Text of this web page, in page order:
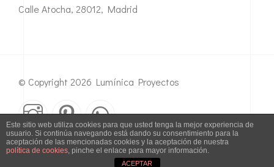
Calle Atocha, 28012, Madrid
© Copyright 2026 Lumínica Proyectos
Política de Privacidad
Este sitio web utiliza cookies para que usted tenga la mejor experiencia de
usuario. Si continúa navegando está dando su consentimiento para la
aceptación de las mencionadas cookies y la aceptación de nuestra
política de cookies, pinche el enlace para mayor información.
ACEPTAR